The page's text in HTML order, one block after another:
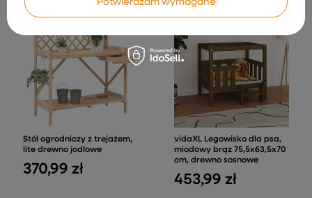
Stół ogrodniczy z trejażem,
lite drewno jodłowe
370,99 zł
vidaXL Legowisko dla psa,
miodowy brąz 75,5x63,5x70
cm, drewno sosnowe
453,99 zł